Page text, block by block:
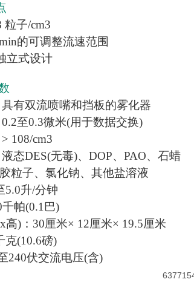
粒子/cm3
的可调整流速范围
立式设计
具有双流喷嘴和挡板的雾化器
0.2至0.3微米(用于数据交换)
108/cm3
液态DES(无毒)、DOP、PAO、石蜡
粒子、氯化钠、其他盐溶液
5.0升/分钟
千帕(0.1巴)
高)： 30厘米× 12厘米× 19.5厘米
克(10.6磅)
240伏交流电压(含)